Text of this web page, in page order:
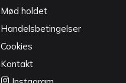
Mød holdet
Handelsbetingelser
Cookies
Kontakt